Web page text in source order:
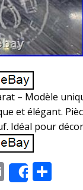
– Modèle
et élégant.
Idéal pour
E Share